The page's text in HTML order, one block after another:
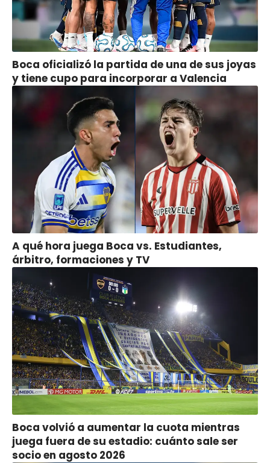
Boca oficializó la partida de una de sus joyas
y tiene cupo para incorporar a Valencia
A qué hora juega Boca vs. Estudiantes,
árbitro, formaciones y TV
Boca volvió a aumentar la cuota mientras
juega fuera de su estadio: cuánto sale ser
socio en agosto 2026